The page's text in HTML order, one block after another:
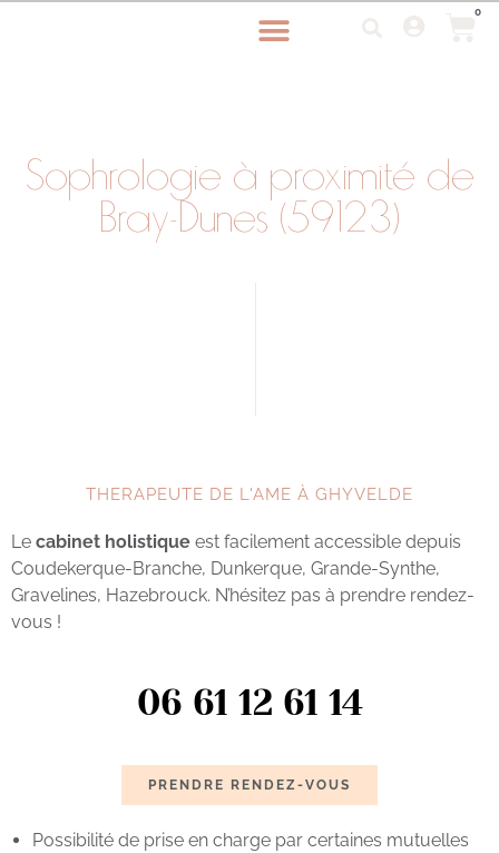
0
Sophrologie à proximité de
Bray-Dunes (59123)
THERAPEUTE DE L'AME À GHYVELDE
Le cabinet holistique est facilement accessible depuis
Coudekerque-Branche, Dunkerque, Grande-Synthe,
Gravelines, Hazebrouck. N’hésitez pas à prendre rendez-
vous !
06 61 12 61 14
PRENDRE RENDEZ-VOUS
Possibilité de prise en charge par certaines mutuelles